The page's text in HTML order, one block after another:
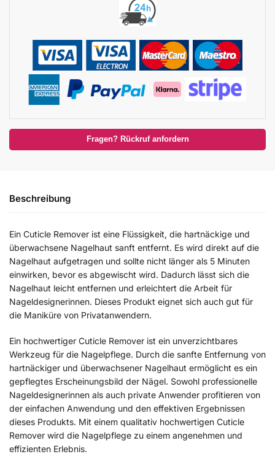
Fragen? Rückruf anfordern
Beschreibung
Ein Cuticle Remover ist eine Flüssigkeit, die hartnäckige und
überwachsene Nagelhaut sanft entfernt. Es wird direkt auf die
Nagelhaut aufgetragen und sollte nicht länger als 5 Minuten
einwirken, bevor es abgewischt wird. Dadurch lässt sich die
Nagelhaut leicht entfernen und erleichtert die Arbeit für
Nageldesignerinnen. Dieses Produkt eignet sich auch gut für
die Maniküre von Privatanwendern.
Ein hochwertiger Cuticle Remover ist ein unverzichtbares
Werkzeug für die Nagelpflege. Durch die sanfte Entfernung von
hartnäckiger und überwachsener Nagelhaut ermöglicht es ein
gepflegtes Erscheinungsbild der Nägel. Sowohl professionelle
Nageldesignerinnen als auch private Anwender profitieren von
der einfachen Anwendung und den effektiven Ergebnissen
dieses Produkts. Mit einem qualitativ hochwertigen Cuticle
Remover wird die Nagelpflege zu einem angenehmen und
effizienten Erlebnis.